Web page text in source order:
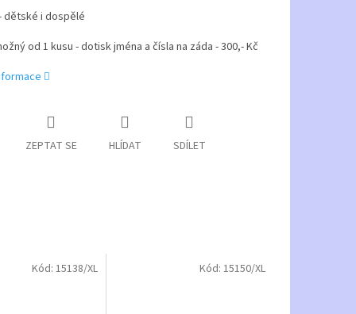
dětské i dospělé
od 1 kusu - dotisk jména a čísla na záda - 300,- Kč
ZEPTAT SE HLÍDAT SDÍLET
Kód:15138/XL Kód: 15150/XL